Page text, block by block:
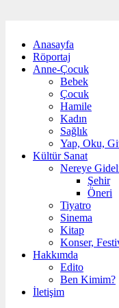
Anasayfa
Röportaj
Anne-Çocuk
Bebek
Çocuk
Hamile
Kadın
Sağlık
Yap, Oku,
Kültür Sanat
Nereye
Şehir
Öneri
Tiyatro
Sinema
Kitap
Konser,
Hakkımda
Edito
Ben Kimim?
İletişim